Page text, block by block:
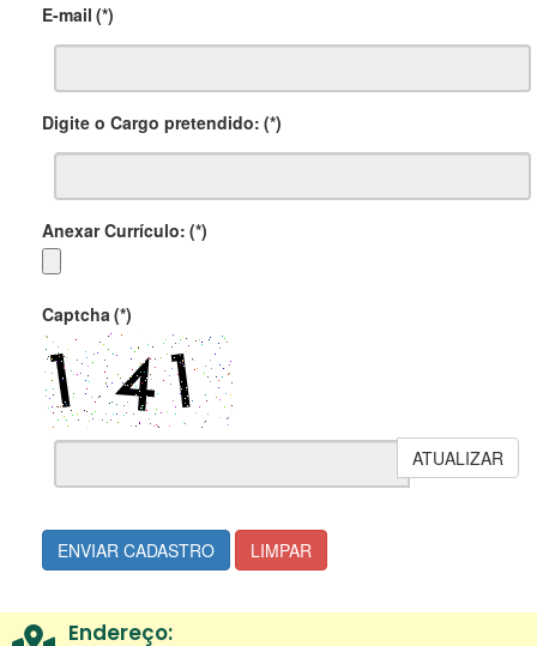
E-mail (*)
Digite o Cargo pretendido: (*)
Anexar Currículo: (*)
Captcha (*)
ATUALIZAR
ENVIAR CADASTRO LIMPAR
Endereço: